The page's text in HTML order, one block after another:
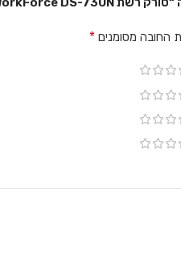
החובה מסומנים *